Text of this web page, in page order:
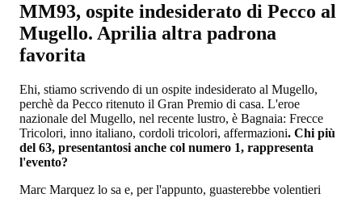
MM93, ospite indesiderato di Pecco al
Mugello. Aprilia altra padrona
favorita
Ehi, stiamo scrivendo di un ospite indesiderato al Mugello,
perchè da Pecco ritenuto il Gran Premio di casa. L'eroe
nazionale del Mugello, nel recente lustro, è Bagnaia: Frecce
Tricolori, inno italiano, cordoli tricolori, affermazioni. Chi più
del 63, presentantosi anche col numero 1, rappresenta
l'evento?
Marc Marquez lo sa e, per l'appunto, guasterebbe volentieri